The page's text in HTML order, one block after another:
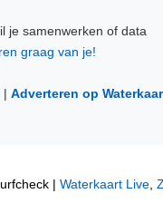
je samenwerken of data
graag van je!
| Adverteren op
| Waterkaart Live,